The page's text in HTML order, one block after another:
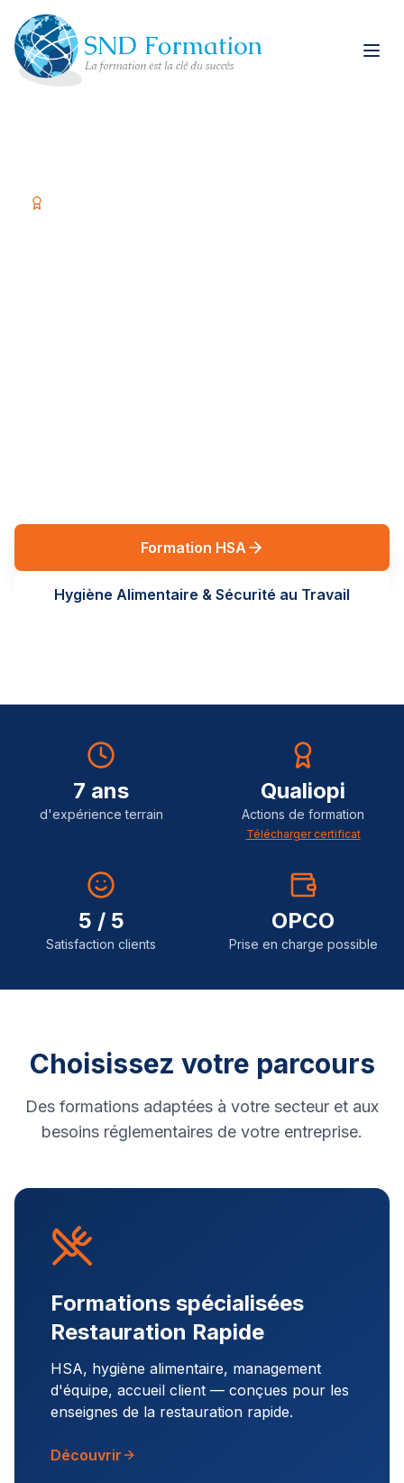
Formation HSA
Hygiène Alimentaire & Sécurité au Travail
7 ans
d'expérience terrain
Qualiopi
Actions de formation
Télécharger certificat
5 / 5
Satisfaction clients
OPCO
Prise en charge possible
Choisissez votre parcours
Des formations adaptées à votre secteur et aux
besoins réglementaires de votre entreprise.
Formations spécialisées
Restauration Rapide
HSA, hygiène alimentaire, management
d'équipe, accueil client — conçues pour les
enseignes de la restauration rapide.
Découvrir